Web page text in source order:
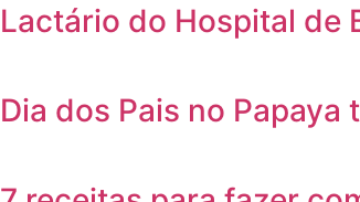
Lactário do Hospital de
Dia dos Pais no